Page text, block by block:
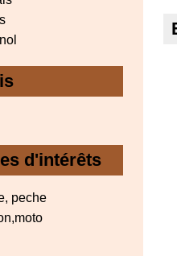
d'intérêts
peche